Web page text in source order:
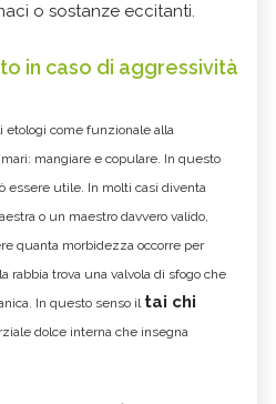
o sostanze eccitanti.
in caso di aggressività
etologi come funzionale alla
mangiare e copulare. In questo
essere utile. In molti casi diventa
o un maestro davvero valido,
quanta morbidezza occorre per
rabbia trova una valvola di sfogo che
In questo senso il tai chi
dolce interna che insegna